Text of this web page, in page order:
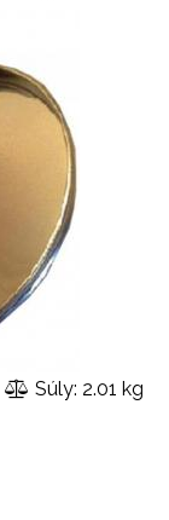
Súly: 2.01 kg